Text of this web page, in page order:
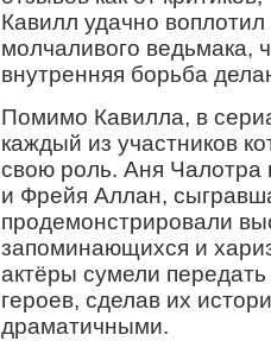
Кавилл удачно
молчаливого ведьмака,
внутренняя борьба
Помимо Кавилла, в
каждый из участников
свою роль. Аня Чалотра
и Фрейя Аллан,
продемонстрировали
запоминающихся и
актёры сумели
героев, сделав их
драматичными.